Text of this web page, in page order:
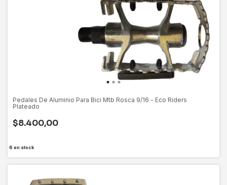
Pedales De Aluminio Para Bici Mtb Rosca 9/16 - Eco Riders
Plateado
$8.400,00
6 en stock